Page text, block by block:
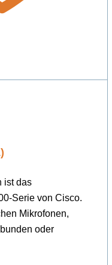
ist das
Serie von Cisco.
Mikrofonen,
oder